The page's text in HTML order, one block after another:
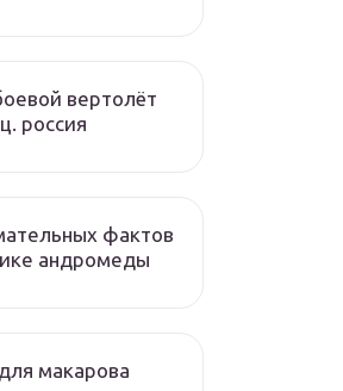
вертолёт
россия
фактов
андромеды
макарова